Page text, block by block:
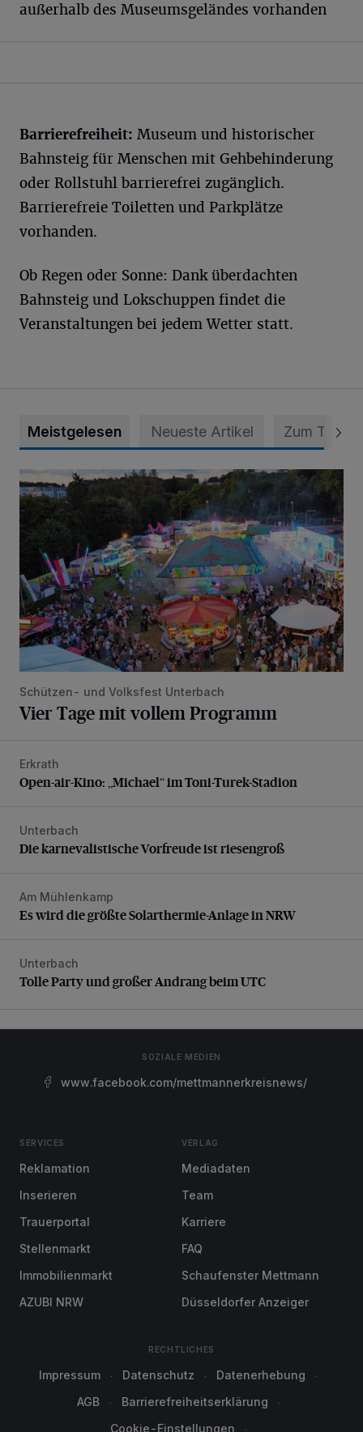
außerhalb des Museumsgeländes vorhanden
Barrierefreiheit: Museum und historischer
Bahnsteig für Menschen mit Gehbehinderung
oder Rollstuhl barrierefrei zugänglich.
Barrierefreie Toiletten und Parkplätze
vorhanden.
Ob Regen oder Sonne: Dank überdachten
Bahnsteig und Lokschuppen findet die
Veranstaltungen bei jedem Wetter statt.
Meistgelesen Neueste Artikel Zum Thema
Vier Tage mit vollem Programm
Schützen- und Volksfest Unterbach
Vier Tage mit vollem Programm
Open-air-Kino: „Michael“ im Toni-Turek-Stadion
Erkrath
Open-air-Kino: „Michael“ im Toni-Turek-Stadion
Die karnevalistische Vorfreude ist riesengroß
Unterbach
Die karnevalistische Vorfreude ist riesengroß
Es wird die größte Solarthermie-Anlage in NRW
Am Mühlenkamp
Es wird die größte Solarthermie-Anlage in NRW
Tolle Party und großer Andrang beim UTC
Unterbach
Tolle Party und großer Andrang beim UTC
SOZIALE MEDIEN
www.facebook.com/mettmannerkreisnews/
SERVICES
Reklamation
Inserieren
Trauerportal
Stellenmarkt
Immobilienmarkt
AZUBI NRW
VERLAG
Mediadaten
Team
Karriere
FAQ
Schaufenster Mettmann
Düsseldorfer Anzeiger
RECHTLICHES
Impressum Datenschutz
Datenerhebung
AGB
Barrierefreiheitserklärung
Cookie-Einstellungen